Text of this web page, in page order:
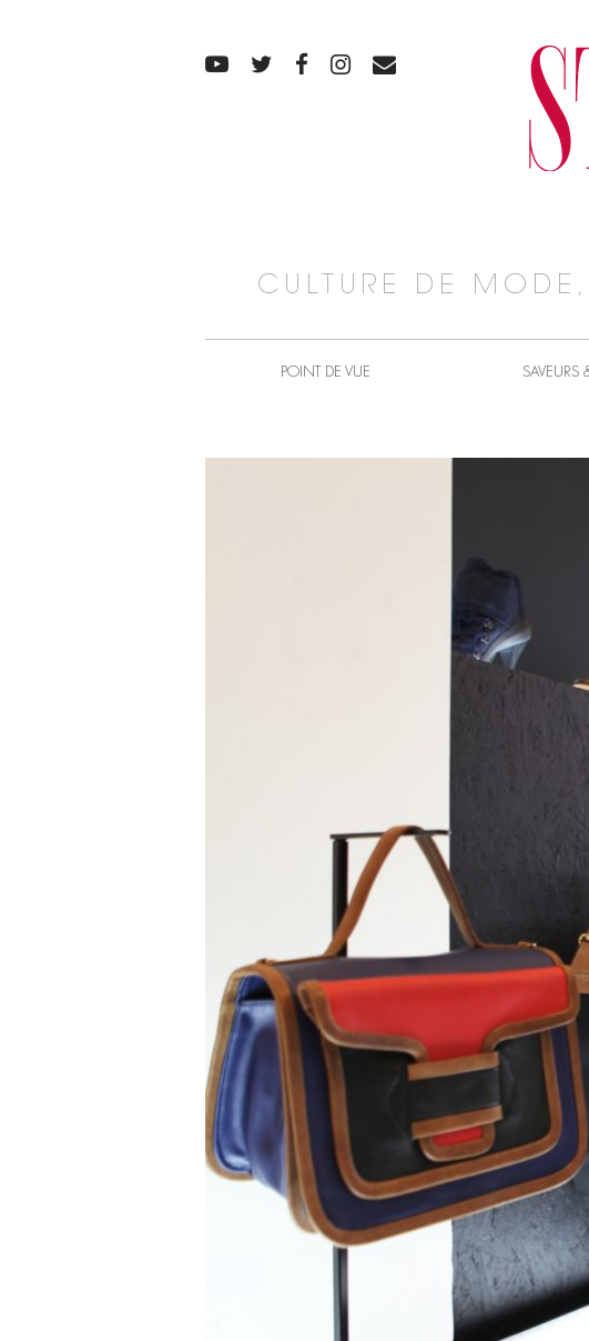
CULTURE DE
POINT DE VUE SAVEURS